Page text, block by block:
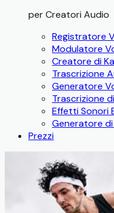
per Creatori Audio
Registratore
Modulatore
Creatore di
Trascrizione
Generatore
Trascrizione
Effetti Sonori
Generatore
Prezzi